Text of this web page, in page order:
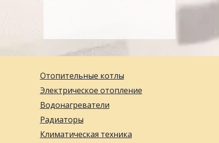
Отопительные котлы
Электрическое отопление
Водонагреватели
Радиаторы
Климатическая техника